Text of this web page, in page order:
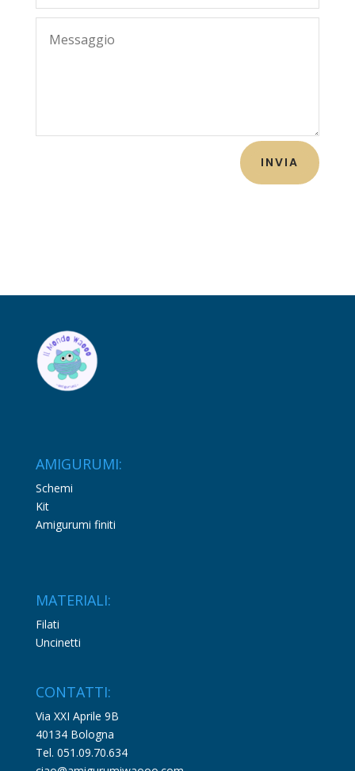
INVIA
AMIGURUMI:
Schemi
Kit
Amigurumi finiti
MATERIALI:
Filati
Uncinetti
CONTATTI:
Via XXI Aprile 9B
40134 Bologna
Tel. 051.09.70.634